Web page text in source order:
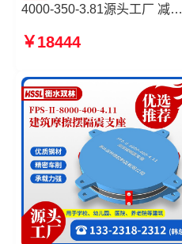
4000-350-3.81源头工厂 减隔
支座厂家 摩擦滑移隔震支座
￥18444